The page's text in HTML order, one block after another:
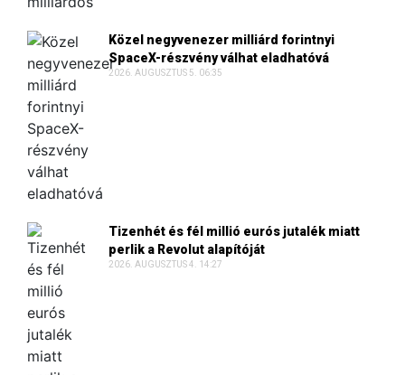
Közel negyvenezer milliárd forintnyi
SpaceX-részvény válhat eladhatóvá
2026. AUGUSZTUS 5. 06:35
Tizenhét és fél millió eurós jutalék miatt
perlik a Revolut alapítóját
2026. AUGUSZTUS 4. 14:27